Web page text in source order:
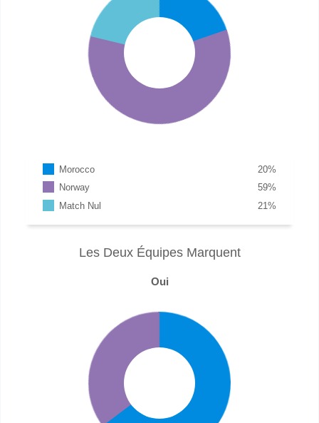
Morocco %
20
Norway
%
59
Match Nul
%
21
Les Deux Équipes Marquent
Oui